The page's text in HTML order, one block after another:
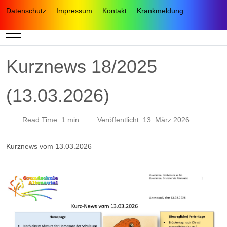
Datenschutz Impressum Kontakt Krankmeldung
Mobile Menu Toggle
Kurznews 18/2025
(13.03.2026)
Read Time: 1 min Veröffentlicht: 13. März 2026
Kurznews vom 13.03.2026